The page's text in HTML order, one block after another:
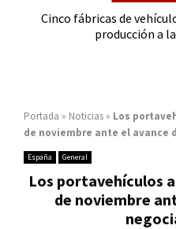
Cinco fábricas de
producción a
Portada » Noticias » Los
de noviembre ante el avance
España General
Los portavehículos
de noviembre